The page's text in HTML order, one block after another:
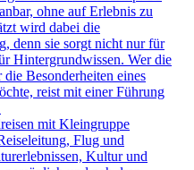
ohne auf Erlebnis zu
wird dabei die
denn sie sorgt nicht nur für
Hintergrundwissen. Wer die
Besonderheiten eines
reist mit einer Führung
mit Kleingruppe
Flug und
Kultur und